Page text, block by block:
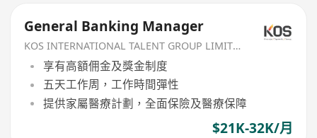
General Banking Manager
KOS INTERNATIONAL TALENT GROUP LIMITED
享有高額佣金及獎金制度
五天工作周，工作時間彈性
提供家屬醫療計劃，全面保險及醫療保障
$21K-32K/月